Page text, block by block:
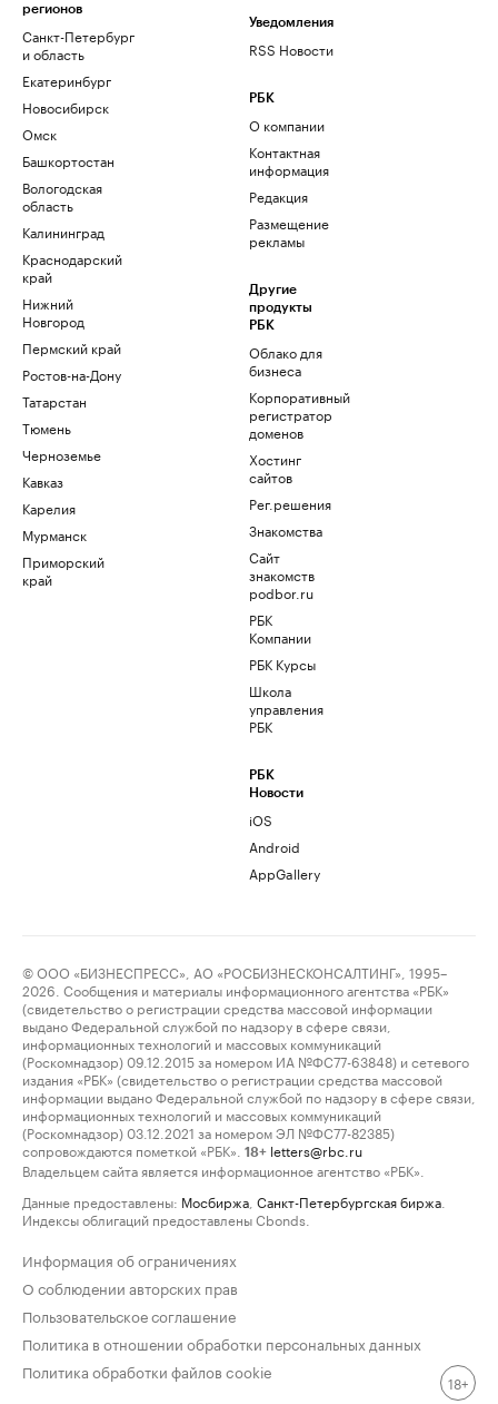
регионов
Санкт-Петербург
и область
Екатеринбург
Новосибирск
Омск
Башкортостан
Вологодская
область
Калининград
Краснодарский
край
Нижний
Новгород
Пермский край
Ростов-на-Дону
Татарстан
Тюмень
Черноземье
Кавказ
Карелия
Мурманск
Приморский
край
Уведомления
RSS Новости
РБК
О компании
Контактная
информация
Редакция
Размещение
рекламы
Другие
продукты
РБК
Облако для
бизнеса
Корпоративный
регистратор
доменов
Хостинг
сайтов
Рег.решения
Знакомства
Сайт
знакомств
podbor.ru
РБК
Компании
РБК Курсы
Школа
управления
РБК
РБК
Новости
iOS
Android
AppGallery
© ООО «БИЗНЕСПРЕСС», АО «РОСБИЗНЕСКОНСАЛТИНГ», 1995–
2026. Сообщения и материалы информационного агентства «РБК»
(свидетельство о регистрации средства массовой информации
выдано Федеральной службой по надзору в сфере связи,
информационных технологий и массовых коммуникаций
(Роскомнадзор) 09.12.2015 за номером ИА №ФС77-63848) и сетевого
издания «РБК» (свидетельство о регистрации средства массовой
информации выдано Федеральной службой по надзору в сфере связи,
информационных технологий и массовых коммуникаций
(Роскомнадзор) 03.12.2021 за номером ЭЛ №ФС77-82385)
сопровождаются пометкой «РБК».
18+ letters@rbc.ru
Владельцем сайта является информационное агентство «РБК».
Данные предоставлены: Мосбиржа Санкт-Петербургская биржа
Индексы облигаций предоставлены Cbonds.
Информация об ограничениях
О соблюдении авторских прав
Пользовательское соглашение
Политика в отношении обработки персональных данных
Политика обработки файлов cookie
18+